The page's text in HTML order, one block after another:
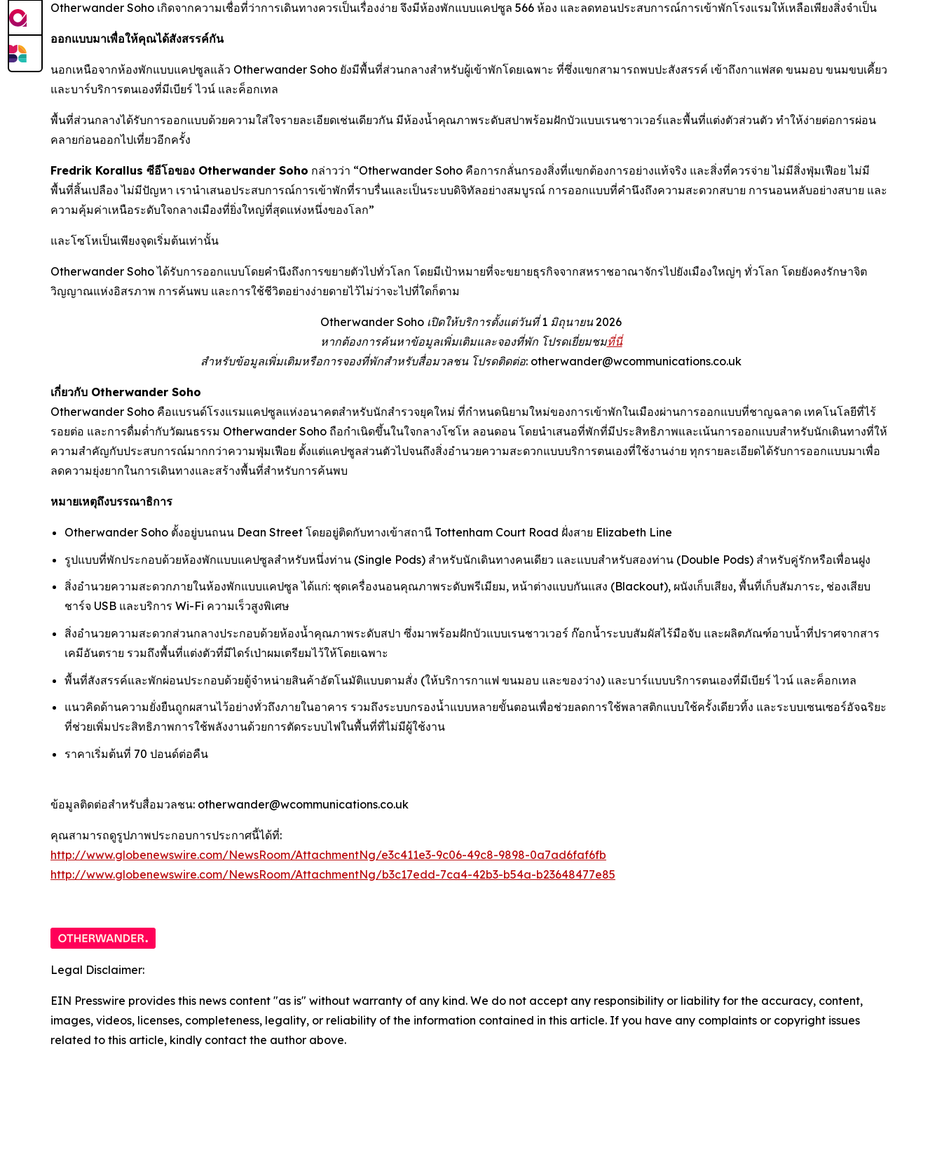
Otherwander Soho เกิดจากความเชื่อที่ว่าการเดินทางควรเป็นเรื่องง่าย จึงมีห้องพักแบบแคปซูล 566 ห้อง และลดทอนประสบการณ์การเข้าพักโรงแรมให้เหลือเพียงสิ่งจำเป็น
ออกแบบมาเพื่อให้คุณได้สังสรรค์กัน
นอกเหนือจากห้องพักแบบแคปซูลแล้ว Otherwander Soho ยังมีพื้นที่ส่วนกลางสำหรับผู้เข้าพักโดยเฉพาะ ที่ซึ่งแขกสามารถพบปะสังสรรค์ เข้าถึงกาแฟสด ขนมอบ ขนมขบเคี้ยว
และบาร์บริการตนเองที่มีเบียร์ ไวน์ และค็อกเทล
พื้นที่ส่วนกลางได้รับการออกแบบด้วยความใส่ใจรายละเอียดเช่นเดียวกัน มีห้องน้ำคุณภาพระดับสปาพร้อมฝักบัวแบบเรนชาวเวอร์และพื้นที่แต่งตัวส่วนตัว ทำให้ง่ายต่อการผ่อน
คลายก่อนออกไปเที่ยวอีกครั้ง
Fredrik Korallus ซีอีโอของ Otherwander Soho กล่าวว่า “Otherwander Soho คือการกลั่นกรองสิ่งที่แขกต้องการอย่างแท้จริง และสิ่งที่ควรจ่าย ไม่มีสิ่งฟุ่มเฟือย ไม่มี
พื้นที่สิ้นเปลือง ไม่มีปัญหา เรานำเสนอประสบการณ์การเข้าพักที่ราบรื่นและเป็นระบบดิจิทัลอย่างสมบูรณ์ การออกแบบที่คำนึงถึงความสะดวกสบาย การนอนหลับอย่างสบาย และ
ความคุ้มค่าเหนือระดับใจกลางเมืองที่ยิ่งใหญ่ที่สุดแห่งหนึ่งของโลก”
และโซโหเป็นเพียงจุดเริ่มต้นเท่านั้น
Otherwander Soho ได้รับการออกแบบโดยคำนึงถึงการขยายตัวไปทั่วโลก โดยมีเป้าหมายที่จะขยายธุรกิจจากสหราชอาณาจักรไปยังเมืองใหญ่ๆ ทั่วโลก โดยยังคงรักษาจิต
วิญญาณแห่งอิสรภาพ การค้นพบ และการใช้ชีวิตอย่างง่ายดายไว้ไม่ว่าจะไปที่ใดก็ตาม
Otherwander Soho เปิดให้บริการตั้งแต่วันที่ 1 มิถุนายน 2026
หากต้องการค้นหาข้อมูลเพิ่มเติมและจองที่พัก โปรดเยี่ยมชมที่นี่
สำหรับข้อมูลเพิ่มเติมหรือการจองที่พักสำหรับสื่อมวลชน โปรดติดต่อ: otherwander@wcommunications.co.uk
เกี่ยวกับ Otherwander Soho
Otherwander Soho คือแบรนด์โรงแรมแคปซูลแห่งอนาคตสำหรับนักสำรวจยุคใหม่ ที่กำหนดนิยามใหม่ของการเข้าพักในเมืองผ่านการออกแบบที่ชาญฉลาด เทคโนโลยีที่ไร้
รอยต่อ และการดื่มด่ำกับวัฒนธรรม Otherwander Soho ถือกำเนิดขึ้นในใจกลางโซโห ลอนดอน โดยนำเสนอที่พักที่มีประสิทธิภาพและเน้นการออกแบบสำหรับนักเดินทางที่ให้
ความสำคัญกับประสบการณ์มากกว่าความฟุ่มเฟือย ตั้งแต่แคปซูลส่วนตัวไปจนถึงสิ่งอำนวยความสะดวกแบบบริการตนเองที่ใช้งานง่าย ทุกรายละเอียดได้รับการออกแบบมาเพื่อ
ลดความยุ่งยากในการเดินทางและสร้างพื้นที่สำหรับการค้นพบ
หมายเหตุถึงบรรณาธิการ
Otherwander Soho ตั้งอยู่บนถนน Dean Street โดยอยู่ติดกับทางเข้าสถานี Tottenham Court Road ฝั่งสาย Elizabeth Line
รูปแบบที่พักประกอบด้วยห้องพักแบบแคปซูลสำหรับหนึ่งท่าน (Single Pods) สำหรับนักเดินทางคนเดียว และแบบสำหรับสองท่าน (Double Pods) สำหรับคู่รักหรือเพื่อนฝูง
สิ่งอำนวยความสะดวกภายในห้องพักแบบแคปซูล ได้แก่: ชุดเครื่องนอนคุณภาพระดับพรีเมียม, หน้าต่างแบบกันแสง (Blackout), ผนังเก็บเสียง, พื้นที่เก็บสัมภาระ, ช่องเสียบ
ชาร์จ USB และบริการ Wi-Fi ความเร็วสูงพิเศษ
สิ่งอำนวยความสะดวกส่วนกลางประกอบด้วยห้องน้ำคุณภาพระดับสปา ซึ่งมาพร้อมฝักบัวแบบเรนชาวเวอร์ ก๊อกน้ำระบบสัมผัสไร้มือจับ และผลิตภัณฑ์อาบน้ำที่ปราศจากสาร
เคมีอันตราย รวมถึงพื้นที่แต่งตัวที่มีไดร์เป่าผมเตรียมไว้ให้โดยเฉพาะ
พื้นที่สังสรรค์และพักผ่อนประกอบด้วยตู้จำหน่ายสินค้าอัตโนมัติแบบตามสั่ง (ให้บริการกาแฟ ขนมอบ และของว่าง) และบาร์แบบบริการตนเองที่มีเบียร์ ไวน์ และค็อกเทล
แนวคิดด้านความยั่งยืนถูกผสานไว้อย่างทั่วถึงภายในอาคาร รวมถึงระบบกรองน้ำแบบหลายขั้นตอนเพื่อช่วยลดการใช้พลาสติกแบบใช้ครั้งเดียวทิ้ง และระบบเซนเซอร์อัจฉริยะ
ที่ช่วยเพิ่มประสิทธิภาพการใช้พลังงานด้วยการตัดระบบไฟในพื้นที่ที่ไม่มีผู้ใช้งาน
ราคาเริ่มต้นที่ 70 ปอนด์ต่อคืน
ข้อมูลติดต่อสำหรับสื่อมวลชน: otherwander@wcommunications.co.uk
คุณสามารถดูรูปภาพประกอบการประกาศนี้ได้ที่:
http://www.globenewswire.com/NewsRoom/AttachmentNg/e3c411e3-9c06-49c8-9898-0a7ad6faf6fb
http://www.globenewswire.com/NewsRoom/AttachmentNg/b3c17edd-7ca4-42b3-b54a-b23648477e85
Legal Disclaimer:
EIN Presswire provides this news content "as is" without warranty of any kind. We do not accept any responsibility or liability for the accuracy, content,
images, videos, licenses, completeness, legality, or reliability of the information contained in this article. If you have any complaints or copyright issues
related to this article, kindly contact the author above.